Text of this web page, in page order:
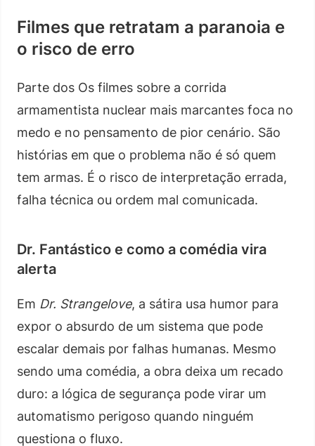
Filmes que retratam a paranoia e
o risco de erro
Parte dos Os filmes sobre a corrida
armamentista nuclear mais marcantes foca no
medo e no pensamento de pior cenário. São
histórias em que o problema não é só quem
tem armas. É o risco de interpretação errada,
falha técnica ou ordem mal comunicada.
Dr. Fantástico e como a comédia vira
alerta
Em Dr. Strangelove, a sátira usa humor para
expor o absurdo de um sistema que pode
escalar demais por falhas humanas. Mesmo
sendo uma comédia, a obra deixa um recado
duro: a lógica de segurança pode virar um
automatismo perigoso quando ninguém
questiona o fluxo.